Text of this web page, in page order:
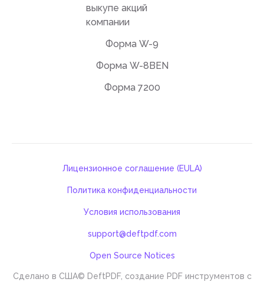
выкупе акций
компании
Форма W-9
Форма W-8BEN
Форма 7200
Сделано в США© DeftPDF, создание PDF инструментов с
Лицензионное соглашение (EULA)
Политика конфиденциальности
Условия использования
support@deftpdf.com
Open Source Notices